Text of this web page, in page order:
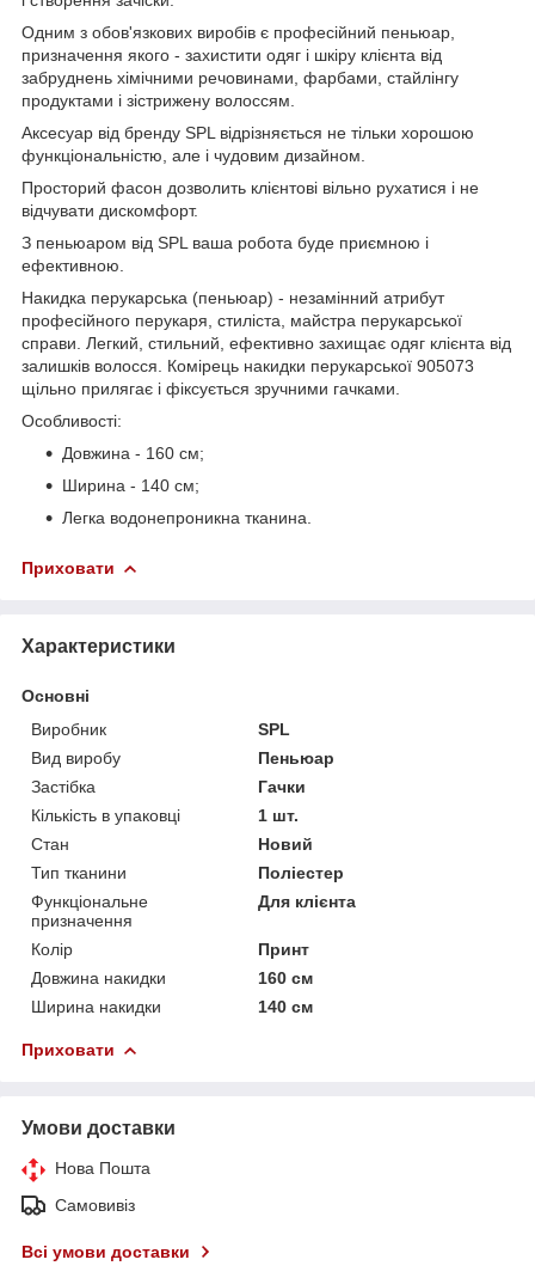
Одним з обов'язкових виробів є професійний пеньюар,
призначення якого - захистити одяг і шкіру клієнта від
забруднень хімічними речовинами, фарбами, стайлінгу
продуктами і зістрижену волоссям.
Аксесуар від бренду SPL відрізняється не тільки хорошою
функціональністю, але і чудовим дизайном.
Просторий фасон дозволить клієнтові вільно рухатися і не
відчувати дискомфорт.
З пеньюаром від SPL ваша робота буде приємною і
ефективною.
Накидка перукарська (пеньюар) - незамінний атрибут
професійного перукаря, стиліста, майстра перукарської
справи. Легкий, стильний, ефективно захищає одяг клієнта від
залишків волосся. Комірець накидки перукарської 905073
щільно прилягає і фіксується зручними гачками.
Особливості:
Довжина - 160 см;
Ширина - 140 см;
Легка водонепроникна тканина.
Приховати
Характеристики
Основні
Виробник
SPL
Вид виробу
Пеньюар
Застібка
Гачки
Кількість в упаковці
1 шт.
Стан
Новий
Тип тканини
Поліестер
Функціональне
призначення
Для клієнта
Колір
Принт
Довжина накидки
160 см
Ширина накидки
140 см
Приховати
Умови доставки
Нова Пошта
Самовивіз
Всі умови доставки